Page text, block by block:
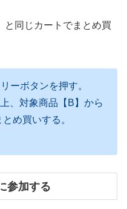
と同じカートでまとめ買
ーボタンを押す。
、対象商品【B】から
め買いする。
参加する